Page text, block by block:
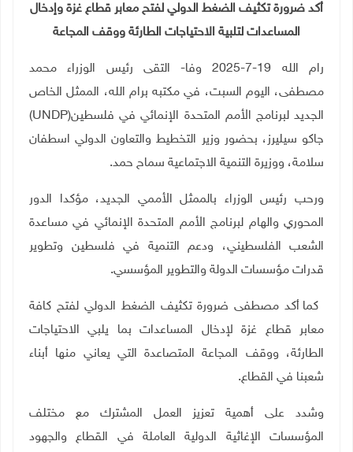
أكد ضرورة تكثيف الضغط الدولي لفتح معابر قطاع غزة وإدخال
المساعدات لتلبية الاحتياجات الطارئة ووقف المجاعة
رام الله
التقى رئيس الوزراء محمد
مصطفى، اليوم السبت، في مكتبه برام الله، الممثل الخاص
الجديد لبرنامج الأمم المتحدة الإنمائي في فلسطين(UNDP
)
جاكو سيليرز، بحضور وزير التخطيط والتعاون الدولي اسطفان
سلامة، ووزيرة التنمية الاجتماعية سماح حمد.
ورحب رئيس الوزراء بالممثل الأممي الجديد، مؤكدا الدور
المحوري والهام لبرنامج الأمم المتحدة الإنمائي في مساعدة
الشعب الفلسطيني، ودعم التنمية في فلسطين وتطوير
قدرات مؤسسات الدولة والتطوير المؤسسي.
كما أكد مصطفى ضرورة تكثيف الضغط الدولي لفتح كافة
معابر قطاع غزة لإدخال المساعدات بما يلبي الاحتياجات
الطارئة، ووقف المجاعة المتصاعدة التي يعاني منها أبناء
شعبنا في القطاع.
وشدد على أهمية تعزيز العمل المشترك مع مختلف
المؤسسات الإغاثية الدولية العاملة في القطاع والجهود